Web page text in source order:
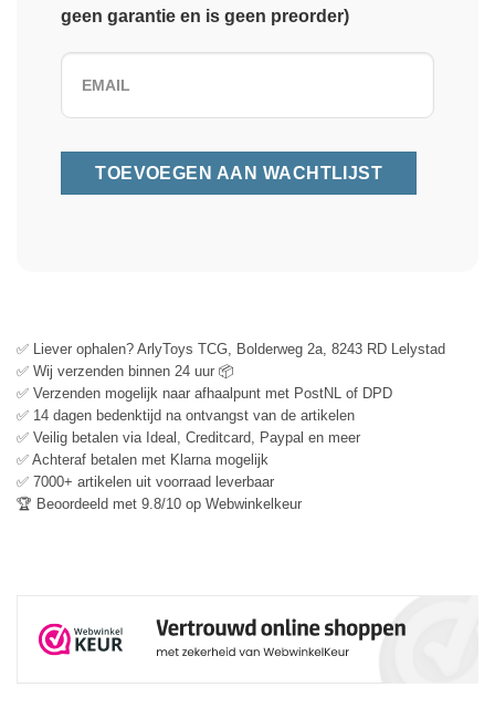
geen garantie en is geen preorder)
✅ Liever ophalen? ArlyToys TCG, Bolderweg 2a, 8243 RD Lelystad
✅ Wij verzenden binnen 24 uur 📦
✅ Verzenden mogelijk naar afhaalpunt met PostNL of DPD
✅ 14 dagen bedenktijd na ontvangst van de artikelen
✅ Veilig betalen via Ideal, Creditcard, Paypal en meer
✅ Achteraf betalen met Klarna mogelijk
✅ 7000+ artikelen uit voorraad leverbaar
🏆 Beoordeeld met 9.8/10 op Webwinkelkeur